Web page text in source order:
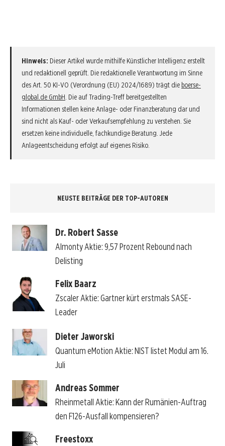
Hinweis: Dieser Artikel wurde mithilfe Künstlicher Intelligenz erstellt
und redaktionell geprüft. Die redaktionelle Verantwortung im Sinne
des Art. 50 KI-VO (Verordnung (EU) 2024/1689) trägt die boerse-
global.de GmbH. Die auf Trading-Treff bereitgestellten
Informationen stellen keine Anlage- oder Finanzberatung dar und
sind nicht als Kauf- oder Verkaufsempfehlung zu verstehen. Sie
ersetzen keine individuelle, fachkundige Beratung. Jede
Anlageentscheidung erfolgt auf eigenes Risiko.
NEUSTE BEITRÄGE DER TOP-AUTOREN
Dr. Robert Sasse
Almonty Aktie: 9,57 Prozent Rebound nach
Delisting
Felix Baarz
Zscaler Aktie: Gartner kürt erstmals SASE-
Leader
Dieter Jaworski
Quantum eMotion Aktie: NIST listet Modul am 16.
Juli
Andreas Sommer
Rheinmetall Aktie: Kann der Rumänien-Auftrag
den F126-Ausfall kompensieren?
Freestoxx